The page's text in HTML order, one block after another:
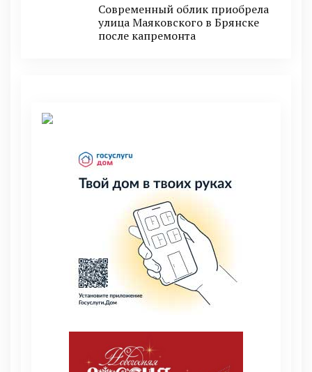
Современный облик приобрела
улица Маяковского в Брянске
после капремонта